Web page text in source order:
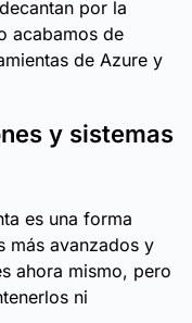
por la
acabamos de
de Azure y
y sistemas
es una forma
más avanzados y
ahora mismo, pero
ni